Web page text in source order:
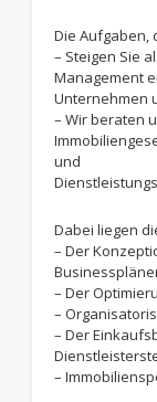
Die Aufgaben,
– Steigen Sie
Management
Unternehmen
– Wir beraten
und
Dabei liegen
– Der
– Der
–
– Der
–